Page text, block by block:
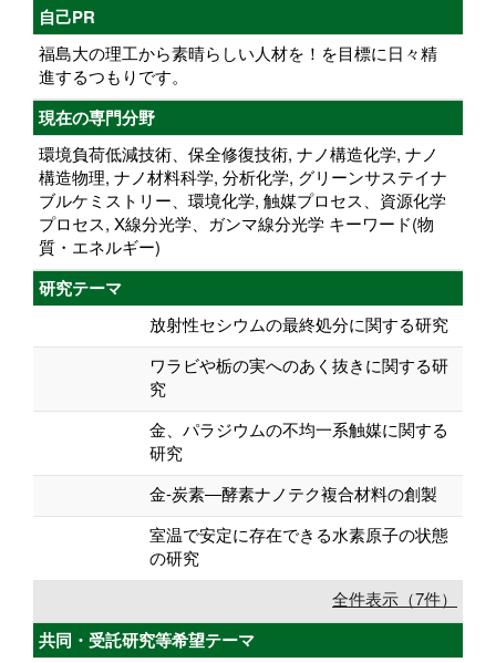
自己PR
福島大の理工から素晴らしい人材を！を目標に日々精
進するつもりです。
現在の専門分野
環境負荷低減技術、保全修復技術, ナノ構造化学, ナノ
構造物理, ナノ材料科学, 分析化学, グリーンサステイナ
ブルケミストリー、環境化学, 触媒プロセス、資源化学
プロセス, X線分光学、ガンマ線分光学 キーワード(物
質・エネルギー)
研究テーマ
放射性セシウムの最終処分に関する研究
ワラビや栃の実へのあく抜きに関する研
究
金、パラジウムの不均一系触媒に関する
研究
金-炭素―酵素ナノテク複合材料の創製
室温で安定に存在できる水素原子の状態
の研究
全件表示（7件）
共同・受託研究等希望テーマ